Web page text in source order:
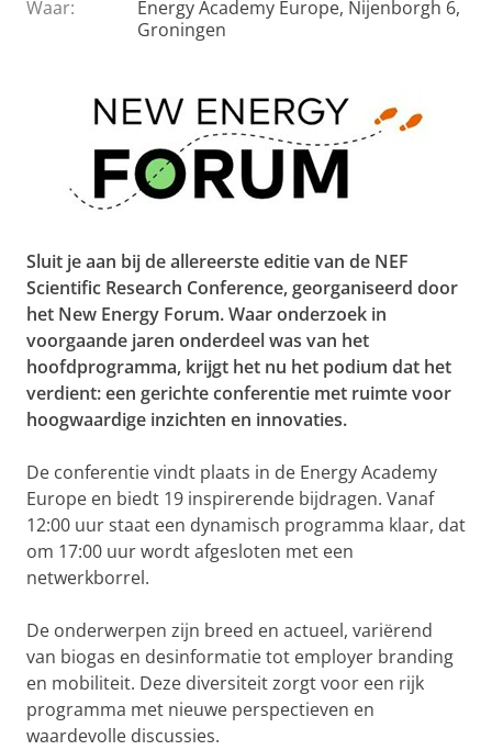
Waar:
Energy Academy Europe, Nijenborgh 6,
Groningen
Sluit je aan bij de allereerste editie van de NEF
Scientific Research Conference, georganiseerd door
het New Energy Forum. Waar onderzoek in
voorgaande jaren onderdeel was van het
hoofdprogramma, krijgt het nu het podium dat het
verdient: een gerichte conferentie met ruimte voor
hoogwaardige inzichten en innovaties.
De conferentie vindt plaats in de Energy Academy
Europe en biedt 19 inspirerende bijdragen. Vanaf
12:00 uur staat een dynamisch programma klaar, dat
om 17:00 uur wordt afgesloten met een
netwerkborrel.
De onderwerpen zijn breed en actueel, variërend
van biogas en desinformatie tot employer branding
en mobiliteit. Deze diversiteit zorgt voor een rijk
programma met nieuwe perspectieven en
waardevolle discussies.